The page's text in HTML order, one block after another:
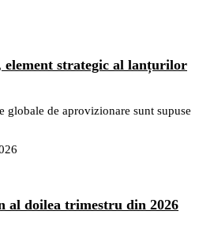
element strategic al lanțurilor
globale de aprovizionare sunt supuse
al doilea trimestru din 2026